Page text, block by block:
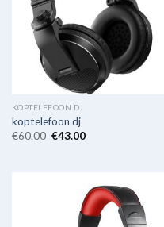
KOPTELEFOON DJ
koptelefoon dj
€60.00 €43.00